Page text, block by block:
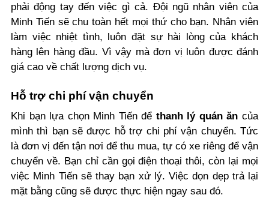
phải động tay đến việc gì cả. Đội ngũ nhân viên của
Minh Tiến sẽ chu toàn hết mọi thứ cho bạn. Nhân viên
làm việc nhiệt tình, luôn đặt sự hài lòng của khách
hàng lên hàng đầu. Vì vậy mà đơn vị luôn được đánh
giá cao về chất lượng dịch vụ.
Hỗ trợ chi phí vận chuyển
Khi bạn lựa chọn Minh Tiến để thanh lý quán ăn của
mình thì bạn sẽ được hỗ trợ chi phí vận chuyển. Tức
là đơn vị đến tận nơi để thu mua, tự có xe riêng để vận
chuyển về. Bạn chỉ cần gọi điện thoại thôi, còn lại mọi
việc Minh Tiến sẽ thay bạn xử lý. Việc dọn dẹp trả lại
mặt bằng cũng sẽ được thực hiện ngay sau đó.